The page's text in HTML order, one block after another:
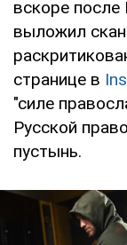
вскоре
выложил
странице в
"силе
Русской
пустынь.